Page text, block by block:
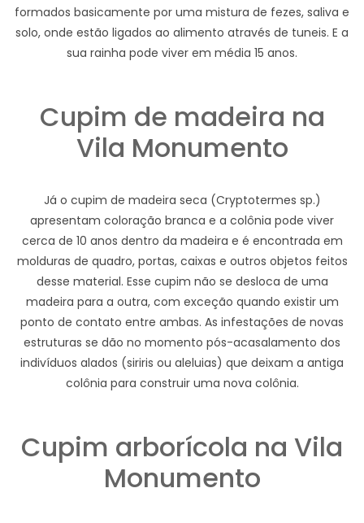
formados basicamente por uma mistura de fezes, saliva e
solo, onde estão ligados ao alimento através de tuneis. E a
sua rainha pode viver em média 15 anos.
Cupim de madeira na
Vila Monumento
Já o cupim de madeira seca (Cryptotermes sp.)
apresentam coloração branca e a colônia pode viver
cerca de 10 anos dentro da madeira e é encontrada em
molduras de quadro, portas, caixas e outros objetos feitos
desse material. Esse cupim não se desloca de uma
madeira para a outra, com exceção quando existir um
ponto de contato entre ambas. As infestações de novas
estruturas se dão no momento pós-acasalamento dos
indivíduos alados (siriris ou aleluias) que deixam a antiga
colônia para construir uma nova colônia.
Cupim arborícola na Vila
Monumento